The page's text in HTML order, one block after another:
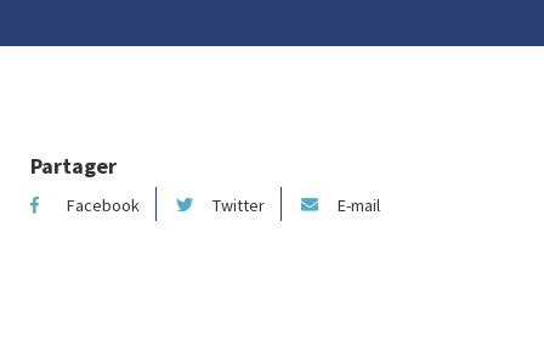
Partager
Facebook Twitter E-mail